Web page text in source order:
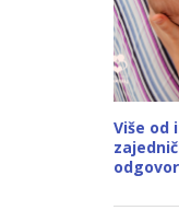
Više od